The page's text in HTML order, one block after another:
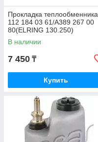
Прокладка теплообменника
112 184 03 61/A389 267 00
80(ELRING 130.250)
В наличии
7 450 ₸
Купить